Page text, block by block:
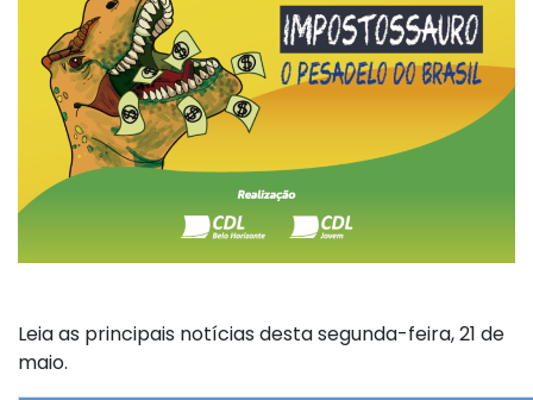
Leia as principais notícias desta segunda-feira, 21 de
maio.